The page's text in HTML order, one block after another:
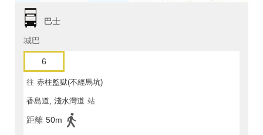
巴士
城巴
6
往 赤柱監獄(不經馬坑)
香島道, 淺水灣道 站
距離 50m